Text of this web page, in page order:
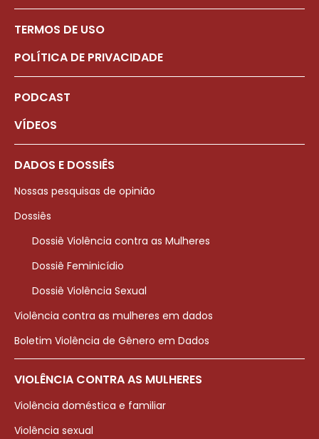
TERMOS DE USO
POLÍTICA DE PRIVACIDADE
PODCAST
VÍDEOS
DADOS E DOSSIÊS
Nossas pesquisas de opinião
Dossiês
Dossiê Violência contra as Mulheres
Dossiê Feminicídio
Dossiê Violência Sexual
Violência contra as mulheres em dados
Boletim Violência de Gênero em Dados
VIOLÊNCIA CONTRA AS MULHERES
Violência doméstica e familiar
Violência sexual